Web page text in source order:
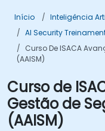
Início
Inteligência
AI Security
Curso De ISACA
(AAISM)
Curso de
Gestão de
(AAISM)